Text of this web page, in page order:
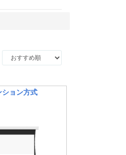
ョン方式